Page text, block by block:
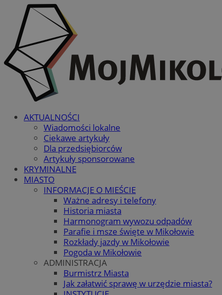
AKTUALNOŚCI
Wiadomości lokalne
Ciekawe artykuły
Dla przedsiębiorców
Artykuły sponsorowane
KRYMINALNE
MIASTO
INFORMACJE O MIEŚCIE
Ważne adresy i telefony
Historia miasta
Harmonogram wywozu odpadów
Parafie i msze święte w Mikołowie
Rozkłady jazdy w Mikołowie
Pogoda w Mikołowie
ADMINISTRACJA
Burmistrz Miasta
Jak załatwić sprawę w urzędzie miasta?